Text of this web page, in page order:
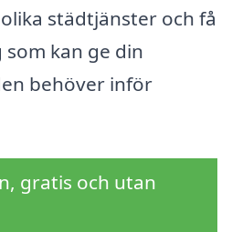
städtjänster och få
kan ge din
behöver inför
gratis och utan